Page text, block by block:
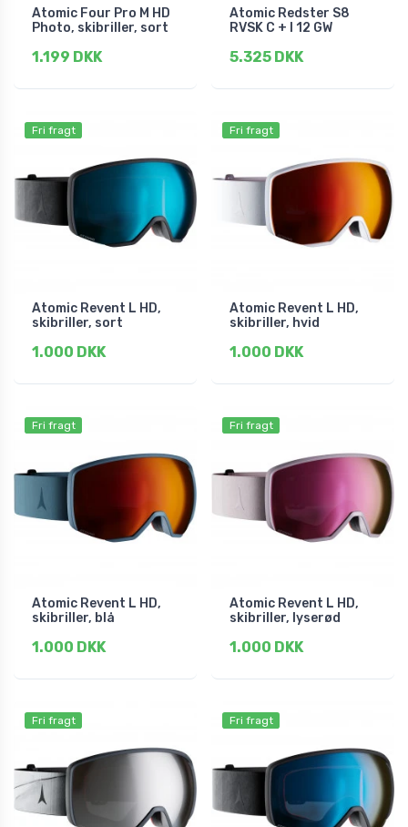
Atomic Four Pro M HD
Photo, skibriller, sort
1.199 DKK
Atomic Redster S8
RVSK C + I 12 GW
5.325 DKK
Fri fragt
Atomic Revent L HD,
skibriller, sort
1.000 DKK
Fri fragt
Atomic Revent L HD,
skibriller, hvid
1.000 DKK
Fri fragt
Atomic Revent L HD,
skibriller, blå
1.000 DKK
Fri fragt
Atomic Revent L HD,
skibriller, lyserød
1.000 DKK
Fri fragt Fri fragt